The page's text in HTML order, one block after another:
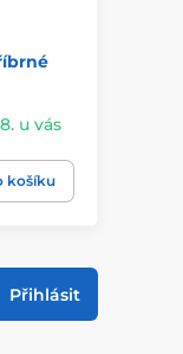
u vás
košíku
Přihlásit